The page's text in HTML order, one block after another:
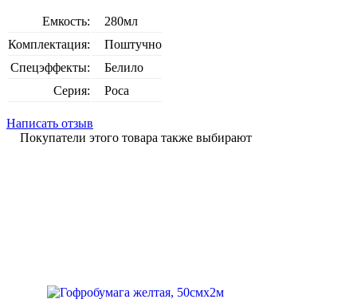
Емкость:
280мл
Комплектация:
Поштучно
Спецэффекты:
Белило
Серия:
Роса
Написать отзыв
Покупатели этого товара также выбирают